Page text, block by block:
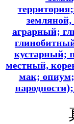
аграрный;
кустарный;
местный,
мак; опиум;